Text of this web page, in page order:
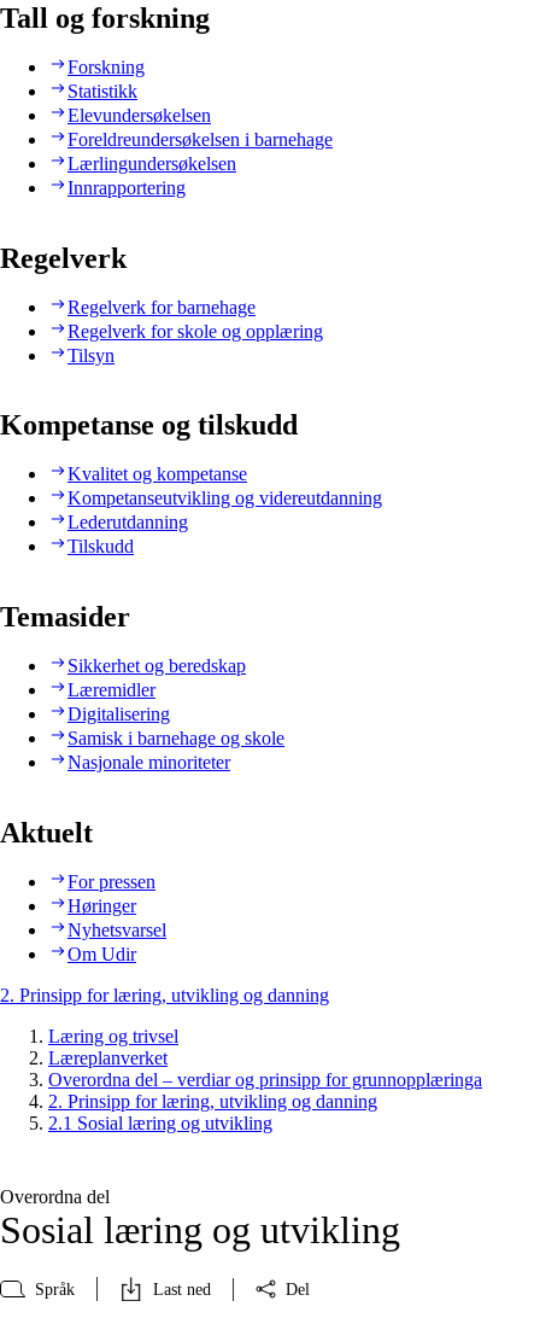
Tall og forskning
Forskning
Statistikk
Elevundersøkelsen
Foreldreundersøkelsen i barnehage
Lærlingundersøkelsen
Innrapportering
Regelverk
Regelverk for barnehage
Regelverk for skole og opplæring
Tilsyn
Kompetanse og tilskudd
Kvalitet og kompetanse
Kompetanseutvikling og videreutdanning
Lederutdanning
Tilskudd
Temasider
Sikkerhet og beredskap
Læremidler
Digitalisering
Samisk i barnehage og skole
Nasjonale minoriteter
Aktuelt
For pressen
Høringer
Nyhetsvarsel
Om Udir
2. Prinsipp for læring, utvikling og danning
Læring og trivsel
Læreplanverket
Overordna del – verdiar og prinsipp for grunnopplæringa
2. Prinsipp for læring, utvikling og danning
2.1 Sosial læring og utvikling
Overordna del
Sosial læring og utvikling
Språk Last ned Del